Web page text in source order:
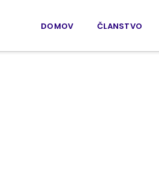
DOMOV ČLANSTVO